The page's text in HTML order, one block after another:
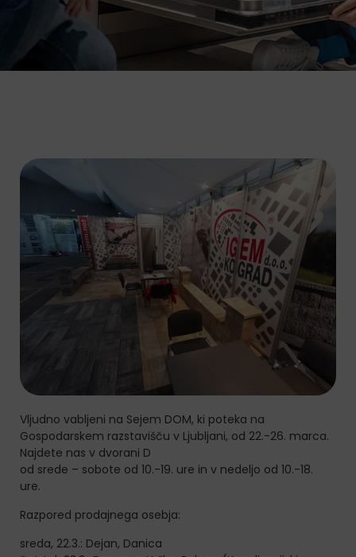
Vljudno vabljeni na Sejem DOM, ki poteka na
Gospodarskem razstavišču v Ljubljani, od 22.-26. marca.
Najdete nas v dvorani D
od srede – sobote od 10.-19. ure in v nedeljo od 10.-18.
ure.
Razpored prodajnega osebja:
sreda, 22.3.: Dejan, Danica